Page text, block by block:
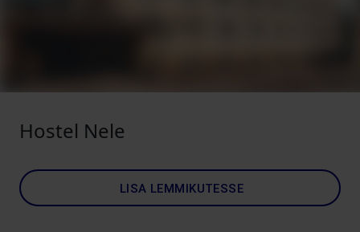
Hostel Nele
LISA LEMMIKUTESSE